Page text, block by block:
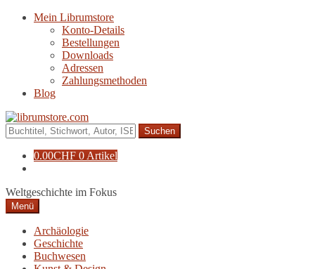
Navigation
Zum
Mein Librumstore
Konto-Details
Bestellungen
Downloads
Adressen
Zahlungsmethoden
Blog
Suche
nach:
0.00CHF 0 Artikel
Weltgeschichte im Fokus
Menü
Archäologie
Geschichte
Buchwesen